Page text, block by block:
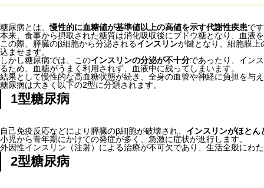
糖尿病とは、慢性的に血糖値が基準値以上の高値を示す代謝性疾患で
本来、食事から摂取された糖質は消化吸収後にブドウ糖となり、血液
この際、膵臓のβ細胞から分泌されるインスリンが鍵となり、細胞膜上
込ませます。
しかし糖尿病では、このインスリンの分泌が不十分であったり、イン
るため、血糖がうまく利用されず、血液中に残ってしまいます。
結果として慢性的な高血糖状態が続き、全身の血管や神経に負担を与
糖尿病は大きく以下の2型に分類されます。
1型糖尿病
自己免疫反応などにより膵臓のβ細胞が破壊され、 インスリンがほとん
小児から青年期にかけての発症が多く、急激に症状が進行します。
外因性インスリン（注射）による治療が不可欠であり、生活全般にわ
2型糖尿病